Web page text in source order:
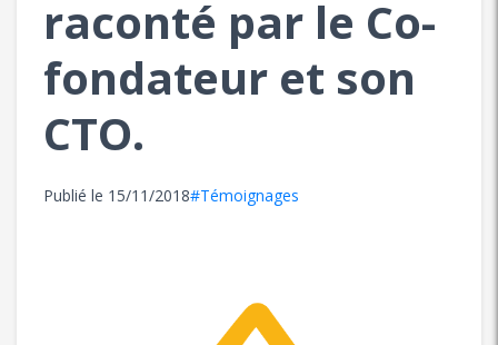
raconté par le Co-
fondateur et son
CTO.
Publié le 15/11/2018#Témoignages